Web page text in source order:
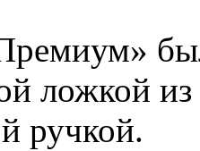
ложкой
ручкой.